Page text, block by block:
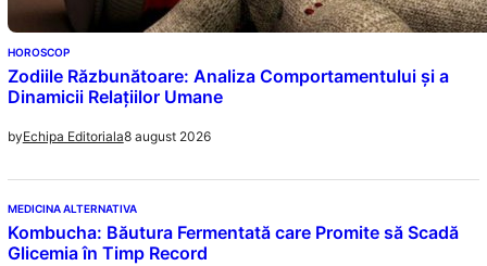
HOROSCOP
Zodiile Răzbunătoare: Analiza Comportamentului și a
Dinamicii Relațiilor Umane
byEchipa Editoriala8 august 2026
MEDICINA ALTERNATIVA
Kombucha: Băutura Fermentată care Promite să Scadă
Glicemia în Timp Record